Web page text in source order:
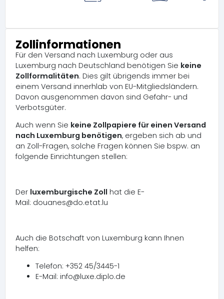
Zollinformationen
Für den Versand nach Luxemburg oder aus
Luxemburg nach Deutschland benötigen Sie keine
Zollformalitäten. Dies gilt übrigends immer bei
einem Versand innerhlab von EU-Mitgliedsländern.
Davon ausgenommen davon sind Gefahr- und
Verbotsgüter.
Auch wenn Sie keine Zollpapiere für einen Versand
nach Luxemburg benötigen, ergeben sich ab und
an Zoll-Fragen, solche Fragen können Sie bspw. an
folgende Einrichtungen stellen:
Der luxemburgische Zoll hat die E-
Mail: douanes@do.etat.lu
Auch die Botschaft von Luxemburg kann Ihnen
helfen:
Telefon: +352 45/3445-1
E-Mail: info@luxe.diplo.de